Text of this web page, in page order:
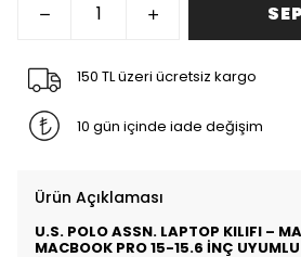
150 TL üzeri ücretsiz kargo
10 gün içinde iade değişim
Ürün Açıklaması
U.S. POLO ASSN. LAPTOP KILIFI –
MACBOOK PRO 15-15.6 İNÇ